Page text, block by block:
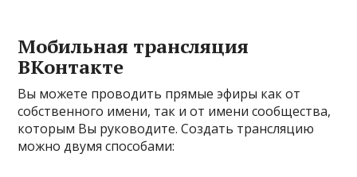
Мобильная трансляция
ВКонтакте
Вы можете проводить прямые эфиры как от
собственного имени, так и от имени сообщества,
которым Вы руководите. Создать трансляцию
можно двумя способами: